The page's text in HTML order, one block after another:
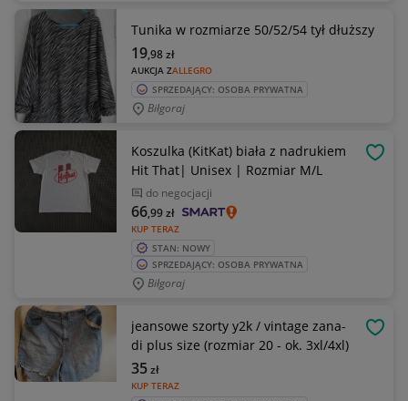
Tunika w rozmiarze 50/52/54 tył dłuższy
AUKCJA ZALLEGRO
19,98zł
SPRZEDAJĄCY: OSOBA PRYWATNA
Biłgoraj
Koszulka (KitKat) biała z nadrukiem
Hit That| Unisex | Rozmiar M/L
do negocjacji
KUP TERAZ
66,99zł
STAN: NOWY
SPRZEDAJĄCY: OSOBA PRYWATNA
Biłgoraj
jeansowe szorty y2k / vintage zana-
di plus size (rozmiar 20 - ok. 3xl/4xl)
KUP TERAZ
35zł